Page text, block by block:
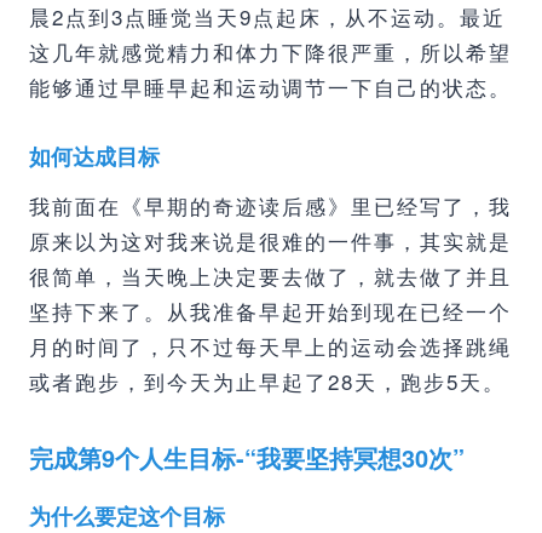
晨2点到3点睡觉当天9点起床，从不运动。最近
这几年就感觉精力和体力下降很严重，所以希望
能够通过早睡早起和运动调节一下自己的状态。
如何达成目标
我前面在《早期的奇迹读后感》里已经写了，我
原来以为这对我来说是很难的一件事，其实就是
很简单，当天晚上决定要去做了，就去做了并且
坚持下来了。从我准备早起开始到现在已经一个
月的时间了，只不过每天早上的运动会选择跳绳
或者跑步，到今天为止早起了28天，跑步5天。
完成第9个人生目标-“我要坚持冥想30次”
为什么要定这个目标